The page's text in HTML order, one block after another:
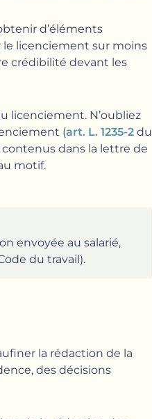
d’éléments
le licenciement sur moins
crédibilité devant les
licenciement. N’oubliez
(art. L. 1235-2 du
contenus dans la lettre de
motif.
envoyée au salarié,
du travail).
la rédaction de la
des décisions